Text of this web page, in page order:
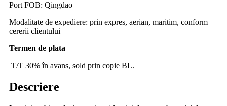
Port FOB: Qingdao
Modalitate de expediere: prin expres, aerian, maritim, conform
cererii clientului
Termen de plata
T/T 30% în avans, sold prin copie BL.
Descriere